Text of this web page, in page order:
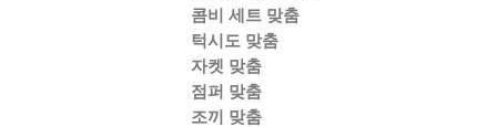
콤비 세트 맞춤
턱시도 맞춤
자켓 맞춤
점퍼 맞춤
조끼 맞춤